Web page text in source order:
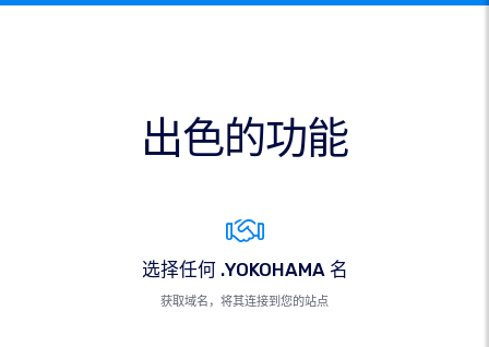
出色的功能
选择任何 .YOKOHAMA 名
获取域名，将其连接到您的站点